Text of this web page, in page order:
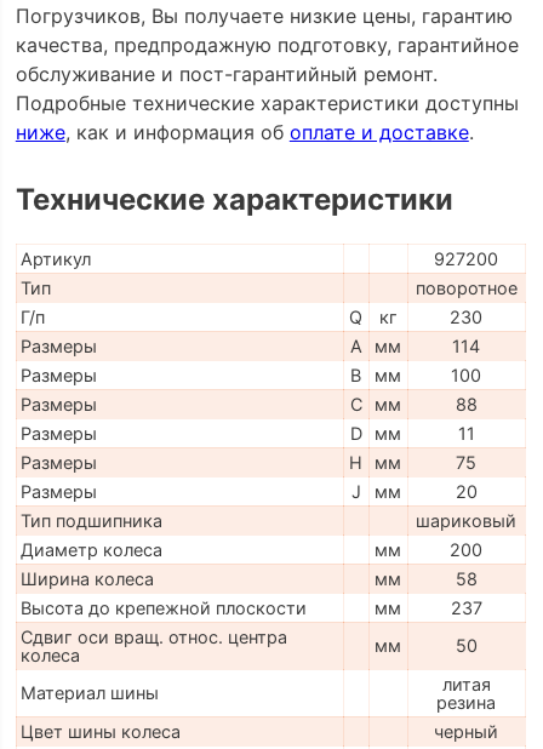
Погрузчиков, Вы получаете низкие цены, гарантию
качества, предпродажную подготовку, гарантийное
обслуживание и пост-гарантийный ремонт.
Подробные технические характеристики доступны
ниже, как и информация об оплате и доставке.
Технические характеристики
Артикул
927200
Тип
поворотное
Г/п
Q кг
230
Размеры
A мм
114
Размеры
B мм
100
Размеры
C мм
88
Размеры
D мм
11
Размеры
H мм
75
Размеры
J мм
20
Тип подшипника
шариковый
Диаметр колеса
мм
200
Ширина колеса
мм
58
Высота до крепежной плоскости
мм
237
Сдвиг оси вращ. относ. центра
колеса
мм 50
Материал шины
литая
резина
Цвет шины колеса
черный